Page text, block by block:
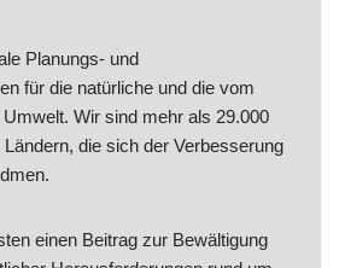
Planungs- und
für die natürliche und die vom
Wir sind mehr als 29.000
die sich der Verbesserung
einen Beitrag zur Bewältigung